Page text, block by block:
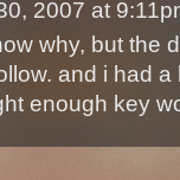
2007 at
why, but the
and i had
enough key